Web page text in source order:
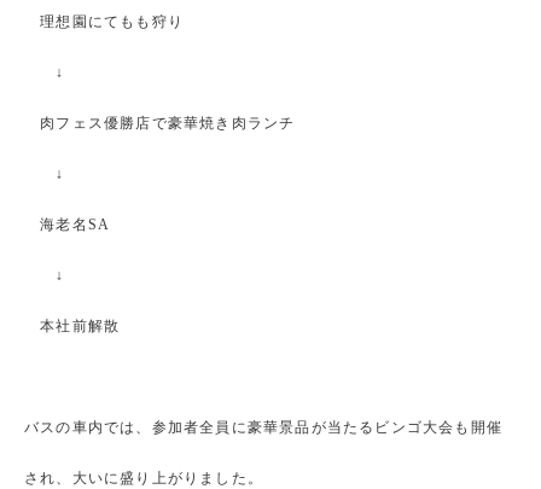
理想園にてもも狩り
↓
肉フェス優勝店で豪華焼き肉ランチ
↓
海老名SA
↓
本社前解散
バスの車内では、参加者全員に豪華景品が当たるビンゴ大会も開催
され、大いに盛り上がりました。